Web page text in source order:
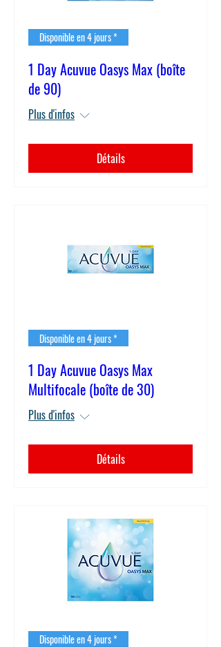
Disponible en 4 jours *
1 Day Acuvue Oasys Max (boîte
de 90)
Plus d'infos
Détails
Disponible en 4 jours *
1 Day Acuvue Oasys Max
Multifocale (boîte de 30)
Plus d'infos
Détails
Disponible en 4 jours *